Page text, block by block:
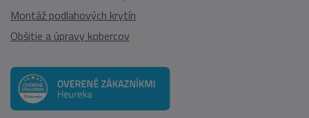
Montáž podlahových krytín
Obšitie a úpravy kobercov